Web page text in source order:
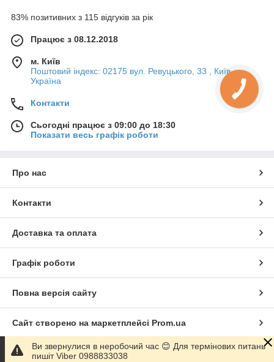
83% позитивних з 115 відгуків за рік
Працює з 08.12.2018
м. Київ
Поштовий індекс: 02175 вул. Ревуцького, 33 , Київ,
Україна
Контакти
Сьогодні працює з 09:00 до 18:30
Показати весь графік роботи
Про нас
Контакти
Доставка та оплата
Графік роботи
Повна версія сайту
Сайт створено на маркетплейсі Prom.ua
Політика конфіденційності
Ви звернулися в неробочий час 😊 Для термінових питань
пишіт Viber 0988833038